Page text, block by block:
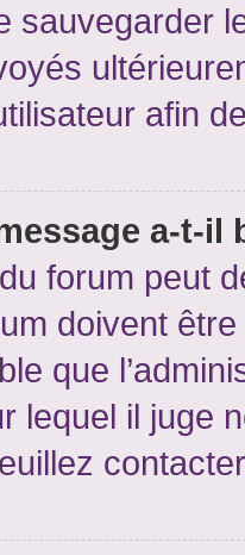
sauvegarder
afin
a-t-il
forum peut
doivent
que
lequel il juge